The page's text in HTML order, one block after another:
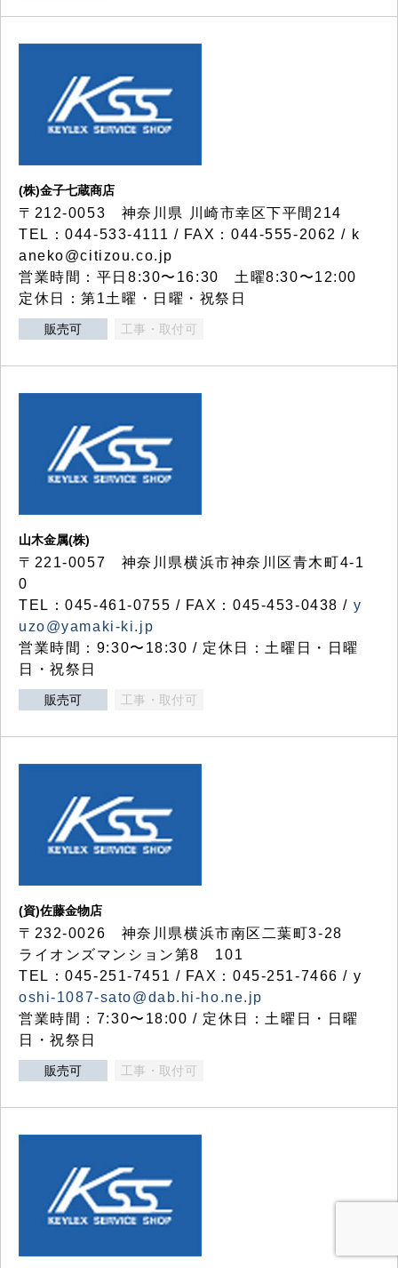
(株)金子七蔵商店
〒212-0053 神奈川県 川崎市幸区下平間214
TEL：044-533-4111 / FAX：044-555-2062 / k
aneko@citizou.co.jp
営業時間：平日8:30〜16:30 土曜8:30〜12:00
定休日：第1土曜・日曜・祝祭日
販売可 工事・取付可
山木金属(株)
〒221-0057 神奈川県横浜市神奈川区青木町4-1
0
TEL：045-461-0755 / FAX：045-453-0438 / y
uzo@yamaki-ki.jp
営業時間：9:30〜18:30 / 定休日：土曜日・日曜
日・祝祭日
販売可 工事・取付可
(資)佐藤金物店
〒232-0026 神奈川県横浜市南区二葉町3-28
ライオンズマンション第8 101
TEL：045-251-7451 / FAX：045-251-7466 / y
oshi-1087-sato@dab.hi-ho.ne.jp
営業時間：7:30〜18:00 / 定休日：土曜日・日曜
日・祝祭日
販売可 工事・取付可